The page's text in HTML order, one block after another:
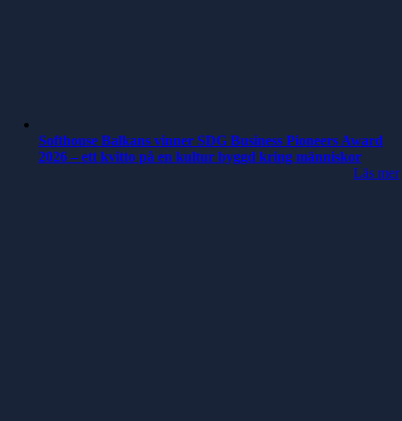
Softhouse Balkans vinner SDG Business Pioneers Award
2026 – ett kvitto på en kultur byggd kring människor
Läs mer